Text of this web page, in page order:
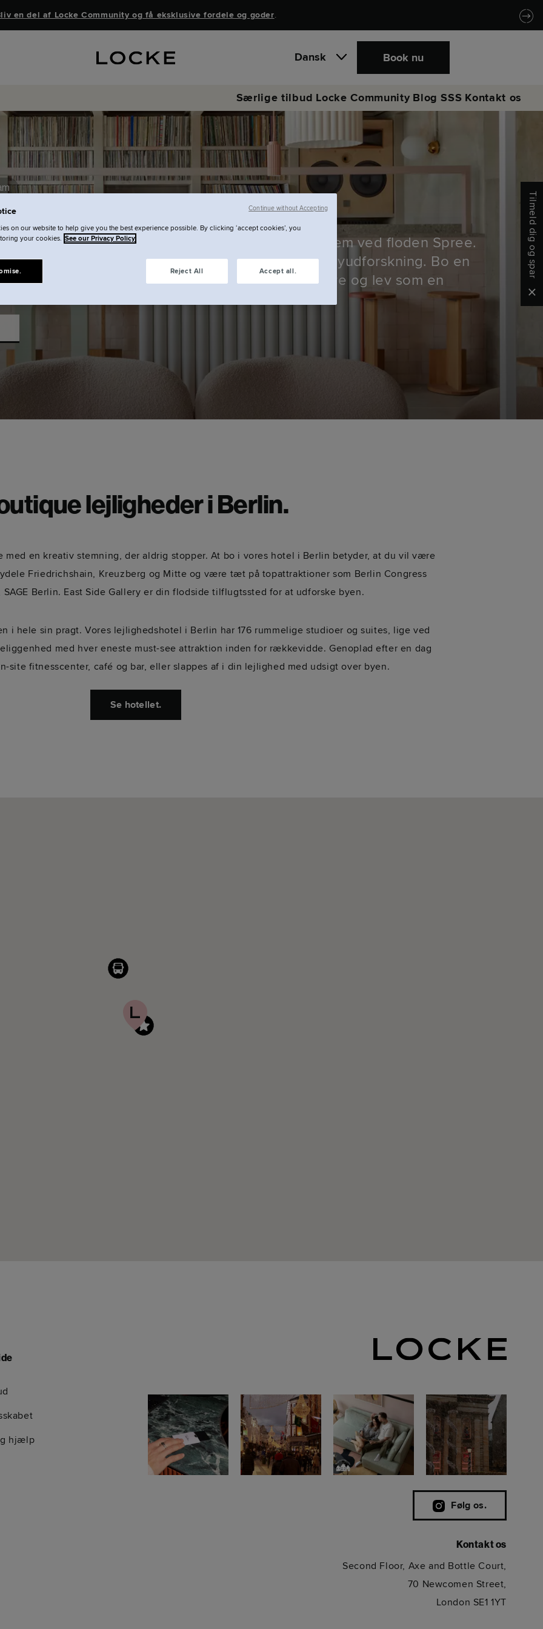
en del af Locke Community og få eksklusive fordele og goder.
Dansk Book nu
Særlige tilbud Locke Community Blog SSS Kontakt os
Vores hotel i Berlin er dit hjem ved floden Spree.
Til forretning i centrum og byudforskning. Bo en
uge, en måned eller længere og lev som en
lejligheder i Berlin.
med en kreativ stemning, der aldrig stopper. At bo i vores hotel i Berlin betyder, at du vil være
Friedrichshain, Kreuzberg og Mitte og være tæt på topattraktioner som Berlin Congress
SAGE Berlin. East Side Gallery er din flodside tilflugtssted for at udforske byen.
i hele sin pragt. Vores lejlighedshotel i Berlin har 176 rummelige studioer og suites, lige ved
med hver eneste must-see attraktion inden for rækkevidde. Genoplad efter en dag
site fitnesscenter, café og bar, eller slappes af i din lejlighed med udsigt over byen.
Se hotellet.
Følg os.
Kontakt os
Second Floor, Axe and Bottle Court,
70 Newcomen Street,
London SE1 1YT
hjælp
Tilmeld dig og spar
on our website to help give you the best experience possible. By clicking ‘accept cookies’, you
your cookies. See our Privacy Policy
Reject All Accept all.
Continue without Accepting